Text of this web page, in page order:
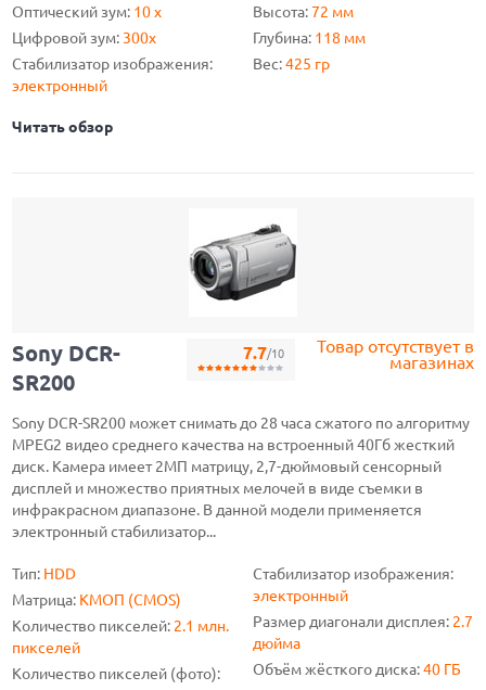
Оптический зум: 10 x
Цифровой зум: 300x
Стабилизатор изображения:
электронный
Высота:72 мм
Глубина: 118 мм
Вес:425 гр
Читать обзор
Товар отсутствует в
магазинах
7.7/10
Sony DCR-
SR200
Sony DCR-SR200 может снимать до 28 часа сжатого по алгоритму
MPEG2 видео среднего качества на встроенный 40Гб жесткий
диск. Камера имеет 2МП матрицу, 2,7-дюймовый сенсорный
дисплей и множество приятных мелочей в виде съемки в
инфракрасном диапазоне. В данной модели применяется
электронный стабилизатор...
Тип: HDD
Матрица: КМОП (CMOS)
Количество пикселей: 2.1 млн.
пикселей
Количество пикселей (фото):
Стабилизатор изображения:
электронный
Размер диагонали дисплея: 2.7
дюйма
Объём жёсткого диска:40 ГБ